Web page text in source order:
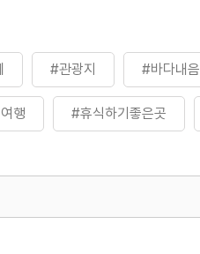
#관광지 #바다내음
행 #휴식하기좋은곳